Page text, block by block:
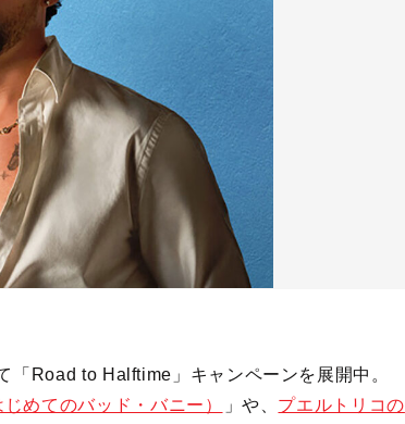
Road to Halftime」キャンペーンを展開中。
めてのバッド・バニー） 」や、 プエルトリコの